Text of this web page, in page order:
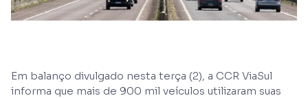
Em balanço divulgado nesta terça (2), a CCR ViaSul
informa que mais de 900 mil veículos utilizaram suas